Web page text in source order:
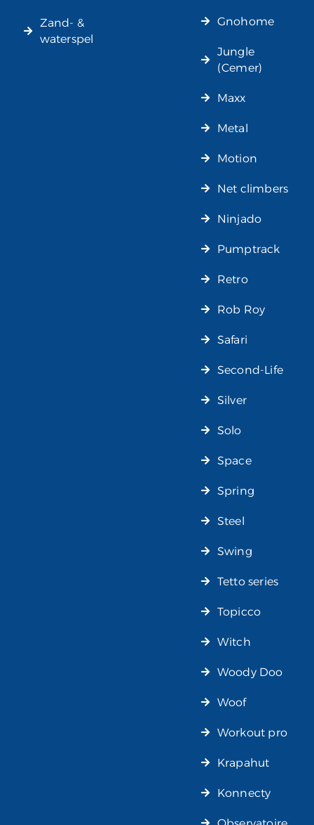
Zand- &
waterspel
Gnohome
Jungle
(Cemer)
Maxx
Metal
Motion
Net climbers
Ninjado
Pumptrack
Retro
Rob Roy
Safari
Second-Life
Silver
Solo
Space
Spring
Steel
Swing
Tetto series
Topicco
Witch
Woody Doo
Woof
Workout pro
Krapahut
Konnecty